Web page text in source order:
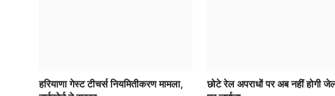
हरियाणा गेस्ट टीचर्स नियमितीकरण मामला,
छोटे रेल अपराधों पर अब नहीं होगी